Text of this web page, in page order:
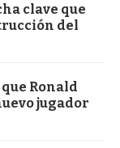
clave que
del
Ronald
jugador